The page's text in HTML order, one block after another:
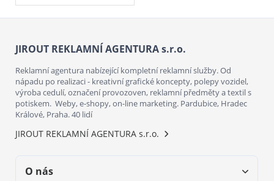
JIROUT REKLAMNÍ AGENTURA s.r.o.
Reklamní agentura nabízející kompletní reklamní služby. Od
nápadu po realizaci - kreativní grafické koncepty, polepy vozidel,
výroba cedulí, označení provozoven, reklamní předměty a textil s
potiskem. Weby, e-shopy, on-line marketing. Pardubice, Hradec
Králové, Praha. 40 lidí
JIROUT REKLAMNÍ AGENTURA s.r.o.
O nás